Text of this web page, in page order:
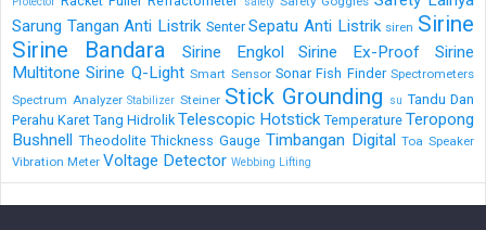
Sarung Tangan Anti Listrik Senter Sepatu Anti Listrik siren Sirine
Sirine Bandara
Sirine Engkol Sirine Ex-Proof
Sirine
Multitone Sirine Q-Light Smart Sensor Sonar Fish Finder Spectrometers
Spectrum Analyzer Stabilizer Steiner Stick Grounding su Tandu Dan
Perahu Karet Tang Hidrolik Telescopic Hotstick Temperature Teropong
Bushnell Theodolite Thickness Gauge Timbangan Digital Toa Speaker
Vibration Meter Voltage Detector Webbing Lifting